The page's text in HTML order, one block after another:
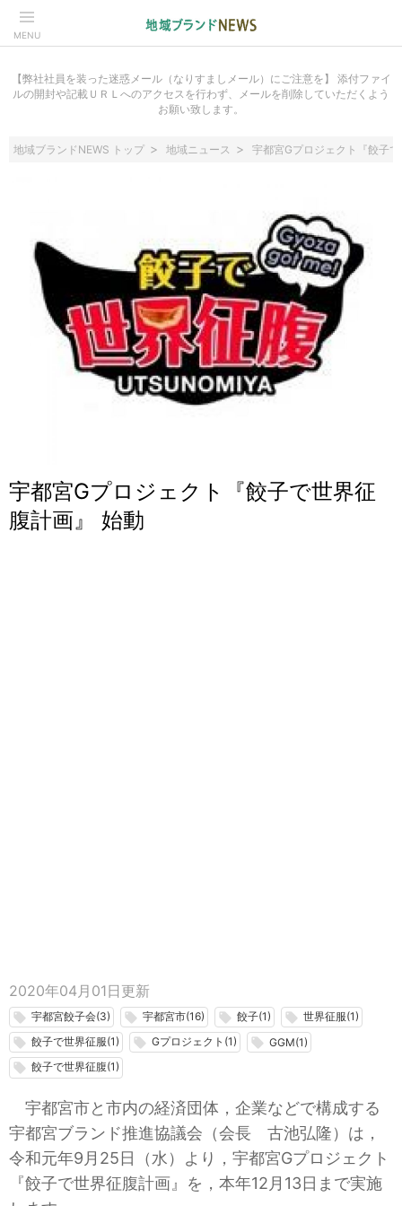
MENU
【弊社社員を装った迷惑メール（なりすましメール）にご注意を】 添付ファイ
ルの開封や記載ＵＲＬへのアクセスを行わず、メールを削除していただくよう
お願い致します。
地域ブランドNEWS トップ 地域ニュース 宇都宮Gプロジェクト『餃子
宇都宮Gプロジェクト『餃子で世界征
腹計画』 始動
2020年04月01日 更新
local_offer 宇都宮餃子会(3) local_offer 宇都宮市(16) local_offer 餃子(1) local_offer 世界征服(1)
local_offer 餃子で世界征服(1) local_offer Gプロジェクト(1) local_offer GGM(1)
local_offer 餃子で世界征腹(1)
宇都宮市と市内の経済団体，企業などで構成する
宇都宮ブランド推進協議会（会長 古池弘隆）は，
令和元年9月25日（水）より，宇都宮Gプロジェクト
『餃子で世界征腹計画』を，本年12月13日まで実施